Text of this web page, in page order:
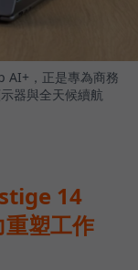
AI+，正是專為商務
器與全天候續航
14
塑工作